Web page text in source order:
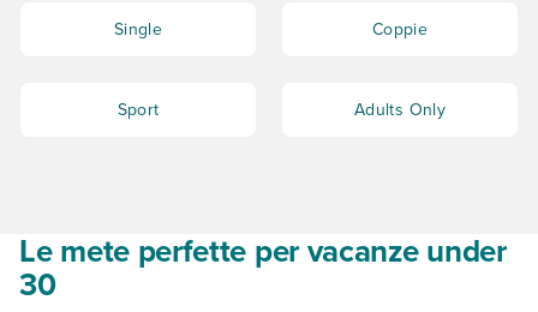
Single Coppie
Sport Adults Only
Le mete perfette per vacanze under
30